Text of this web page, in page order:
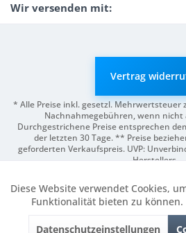
Wir versenden mit:
Vertrag
* Alle Preise inkl. gesetzl. Mehrwertsteuer
Nachnahmegebühren, wenn nicht
Durchgestrichene Preise entsprechen
der letzten 30 Tage. ** Preise
geforderten Verkaufspreis. UVP:
Herstellers.
Funktionale
Diese Website verwendet Cookies,
Funktionalität bieten zu können.
Datenschutzeinstellungen